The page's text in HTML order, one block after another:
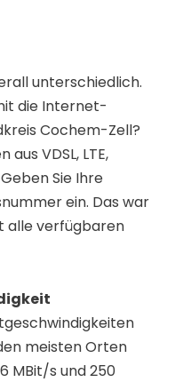
unterschiedlich.
die Internet-
Cochem-Zell?
VDSL, LTE,
Sie Ihre
ein. Das war
alle verfügbaren
meisten Orten
MBit/s und 250